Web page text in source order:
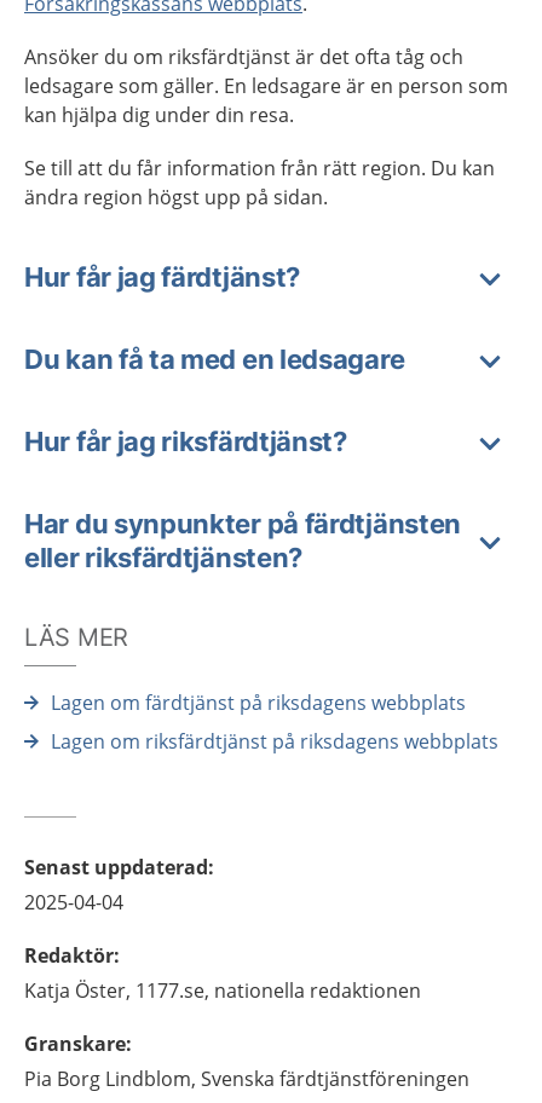
Ansöker du om riksfärdtjänst är det ofta tåg och
ledsagare som gäller. En ledsagare är en person som
kan hjälpa dig under din resa.
Se till att du får information från rätt region. Du kan
ändra region högst upp på sidan.
Hur får jag färdtjänst?
Du kan få ta med en ledsagare
Hur får jag riksfärdtjänst?
Har du synpunkter på färdtjänsten
eller riksfärdtjänsten?
LÄS MER
Lagen om färdtjänst på riksdagens webbplats
Lagen om riksfärdtjänst på riksdagens webbplats
Senast uppdaterad:
2025-04-04
Redaktör:
Katja Öster, 1177.se, nationella redaktionen
Granskare:
Pia Borg Lindblom, Svenska färdtjänstföreningen